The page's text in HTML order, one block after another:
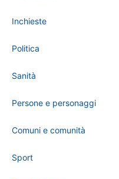
Inchieste
Politica
Sanità
Persone e personaggi
Comuni e comunità
Sport